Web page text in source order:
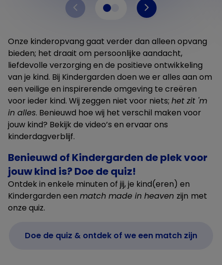
Onze kinderopvang gaat verder dan alleen opvang
bieden; het draait om persoonlijke aandacht,
liefdevolle verzorging en de positieve ontwikkeling
van je kind. Bij Kindergarden doen we er alles aan om
een veilige en inspirerende omgeving te creëren
voor ieder kind. Wij zeggen niet voor niets; het zit 'm
in alles. Benieuwd hoe wij het verschil maken voor
jouw kind? Bekijk de video’s en ervaar ons
kinderdagverblijf.
Benieuwd of Kindergarden de plek voor
jouw kind is? Doe de quiz!
Ontdek in enkele minuten of jij, je kind(eren) en
Kindergarden een match made in heaven zijn met
onze quiz.
Doe de quiz & ontdek of we een match zijn